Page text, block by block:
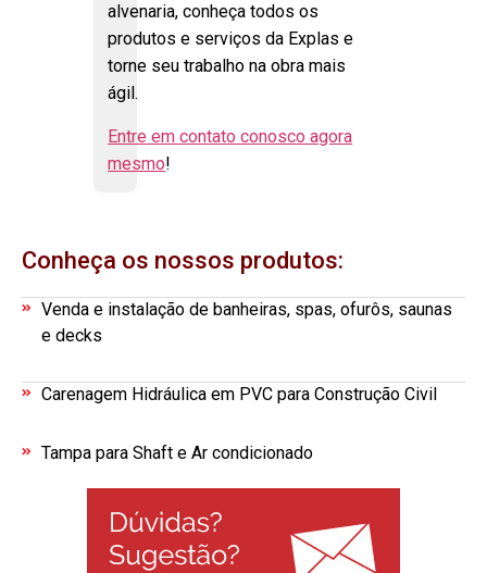
alvenaria, conheça todos os
produtos e serviços da Explas e
torne seu trabalho na obra mais
ágil.
Entre em contato conosco agora
mesmo!
Conheça os nossos produtos:
Venda e instalação de banheiras, spas, ofurôs, saunas
e decks
Carenagem Hidráulica em PVC para Construção Civil
Tampa para Shaft e Ar condicionado